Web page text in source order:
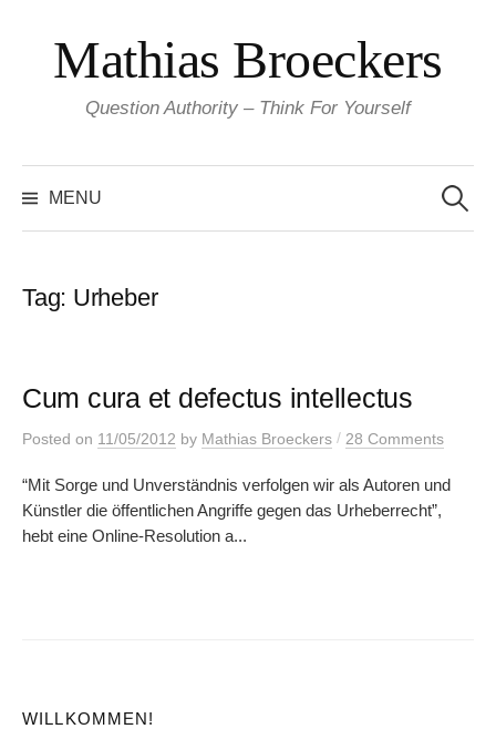
content
Mathias Broeckers
Question Authority – Think For Yourself
MENU
for:
Tag: Urheber
Cum cura et defectus intellectus
Posted on 11/05/2012 by Mathias Broeckers / 28 Comments
“Mit Sorge und Unverständnis verfolgen wir als Autoren und
Künstler die öffentlichen Angriffe gegen das Urheberrecht”,
hebt eine Online-Resolution a...
WILLKOMMEN!